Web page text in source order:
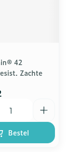
42
Zachte
Bestel